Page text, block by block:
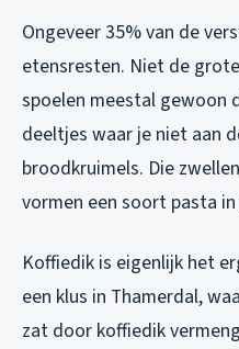
Ongeveer 35% van de
etensresten. Niet de
spoelen meestal gewoon
deeltjes waar je niet aan
broodkruimels. Die
vormen een soort pasta
Koffiedik is eigenlijk het
een klus in Thamerdal,
zat door koffiedik